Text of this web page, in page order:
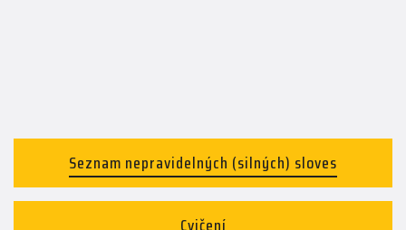
Seznam nepravidelných (silných) sloves